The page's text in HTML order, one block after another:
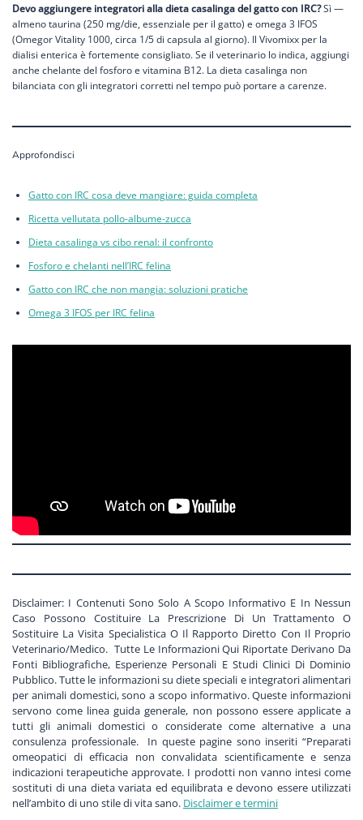
Devo aggiungere integratori alla dieta casalinga del gatto con IRC?Sì —
almeno taurina (250 mg/die, essenziale per il gatto) e omega 3 IFOS
(Omegor Vitality 1000, circa 1/5 di capsula al giorno). Il Vivomixx per la
dialisi enterica è fortemente consigliato. Se il veterinario lo indica, aggiungi
anche chelante del fosforo e vitamina B12. La dieta casalinga non
bilanciata con gli integratori corretti nel tempo può portare a carenze.
Approfondisci
Gatto con IRC cosa deve mangiare: guida completa
Ricetta vellutata pollo-albume-zucca
Dieta casalinga vs cibo renal: il confronto
Fosforo e chelanti nell’IRC felina
Gatto con IRC che non mangia: soluzioni pratiche
Omega 3 IFOS per IRC felina
Disclaimer: I Contenuti Sono Solo A Scopo Informativo E In Nessun
Caso Possono Costituire La Prescrizione Di Un Trattamento O
Sostituire La Visita Specialistica O Il Rapporto Diretto Con Il Proprio
Veterinario/Medico. Tutte Le Informazioni Qui Riportate Derivano Da
Fonti Bibliografiche, Esperienze Personali E Studi Clinici Di Dominio
Pubblico. Tutte le informazioni su diete speciali e integratori alimentari
per animali domestici, sono a scopo informativo. Queste informazioni
servono come linea guida generale, non possono essere applicate a
tutti gli animali domestici o considerate come alternative a una
consulenza professionale. In queste pagine sono inseriti “Preparati
omeopatici di efficacia non convalidata scientificamente e senza
indicazioni terapeutiche approvate. I prodotti non vanno intesi come
sostituti di una dieta variata ed equilibrata e devono essere utilizzati
nell’ambito di uno stile di vita sano. Disclaimer e termini